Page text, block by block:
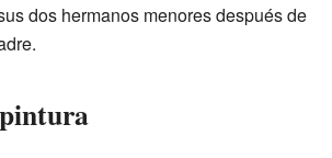
dos hermanos menores después de